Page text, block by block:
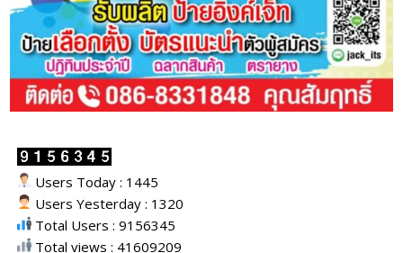
Users Today : 1445
Users Yesterday : 1320
Total Users : 9156345
Total views : 41609209